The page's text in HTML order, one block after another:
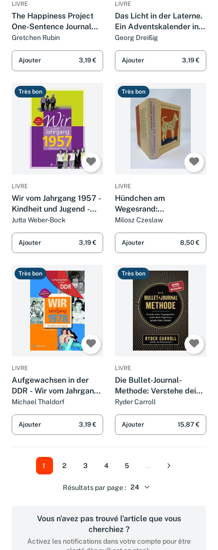
LIVRE
The Happiness Project
One-Sentence Journal
for Mothers
Gretchen Rubin
Ajouter 3,19 €
LIVRE
Das Licht in der Laterne.
Ein Adventskalender in
Geschichten
Georg Dreißig
Ajouter 3,19 €
Très bon
LIVRE
Wir vom Jahrgang 1957 -
Kindheit und Jugend -
Geschenkbuch zum 69.
Jahrgangsbuch mit
Geschichten, Fotos und
Jutta Weber-Bock
Ajouter 3,19 €
Très bon
LIVRE
Hündchen am
Wegesrand:
Kalendergeschichten
Milosz Czeslaw
Ajouter 8,50 €
Très bon
LIVRE
Aufgewachsen in der
DDR - Wir vom Jahrgang
1978 - Kindheit und
Jugend - Geschenkbuch
zum 48. Geburtstag -
Jahrgangsbuch mit Gesc
Michael Thaldorf
Ajouter 3,19 €
Très bon
LIVRE
Die Bullet-Journal-
Methode: Verstehe deine
Vergangenheit, ordne
deine Gegenwart,
gestalte deine Zukunft
Ryder Carroll
Ajouter 15,87 €
Résultats par page :
1 2 3 4 5 ... Suivant
Vous n'avez pas trouvé l'article que vous
cherchiez ?
Activez les notifications dans votre compte pour être